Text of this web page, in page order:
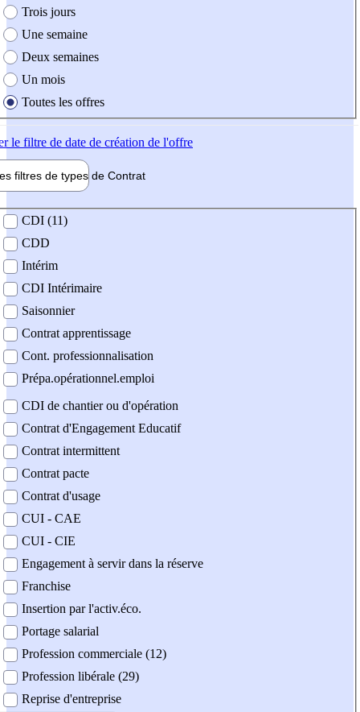
Trois jours
Une semaine
Deux semaines
Un mois
Toutes les offres
le filtre de date de création de l'offre
filtres de types de Contrat
contrat
CDI (11)
CDD
Intérim
CDI Intérimaire
Saisonnier
Contrat apprentissage
Cont. professionnalisation
Prépa.opérationnel.emploi
CDI de chantier ou d'opération
Contrat d'Engagement Educatif
Contrat intermittent
Contrat pacte
Contrat d'usage
CUI - CAE
CUI - CIE
Engagement à servir dans la réserve
Franchise
Insertion par l'activ.éco.
Portage salarial
Profession commerciale (12)
Profession libérale (29)
Reprise d'entreprise